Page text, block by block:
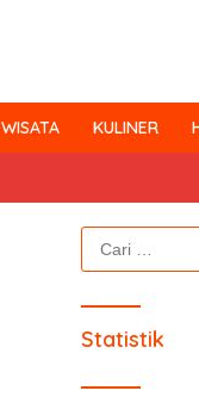
WISATA KULINER
Cari
untuk:
Statistik